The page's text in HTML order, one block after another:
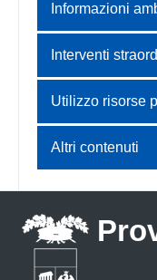
Informazioni
Interventi
Utilizzo risorse
Altri contenuti